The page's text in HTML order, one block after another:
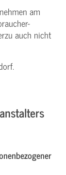
am
auch nicht